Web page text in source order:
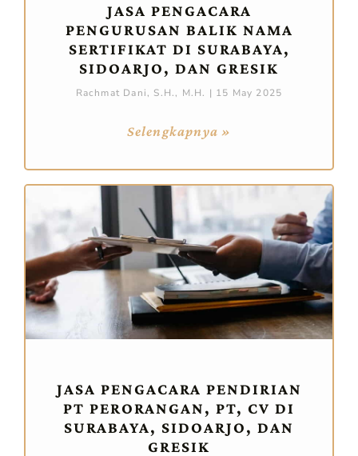
JASA PENGACARA
PENGURUSAN BALIK NAMA
SERTIFIKAT DI SURABAYA,
SIDOARJO, DAN GRESIK
Rachmat Dani, S.H., M.H. 15 May 2025
Selengkapnya »
JASA PENGACARA PENDIRIAN
PT PERORANGAN, PT, CV DI
SURABAYA, SIDOARJO, DAN
GRESIK